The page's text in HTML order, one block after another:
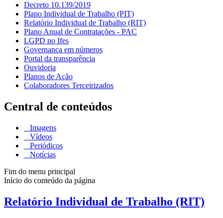
Decreto 10.139/2019
Plano Individual de Trabalho (PIT)
Relatório Individual de Trabalho (RIT)
Plano Anual de Contratações - PAC
LGPD no Ifes
Governança em números
Portal da transparência
Ouvidoria
Planos de Ação
Colaboradores Terceirizados
Central de conteúdos
Imagens
Vídeos
Periódicos
Notícias
Fim do menu principal
Início do conteúdo da página
Relatório Individual de Trabalho (RIT)